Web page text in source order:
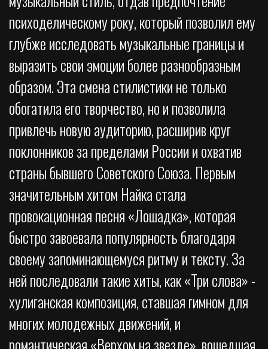
психоделическому року, который позволил ему
глубже исследовать музыкальные границы и
выразить свои эмоции более разнообразным
образом. Эта смена стилистики не только
обогатила его творчество, но и позволила
привлечь новую аудиторию, расширив круг
поклонников за пределами России и охватив
страны бывшего Советского Союза. Первым
значительным хитом Найка стала
провокационная песня «Лошадка», которая
быстро завоевала популярность благодаря
своему запоминающемуся ритму и тексту. За
ней последовали такие хиты, как «Три слова» -
хулиганская композиция, ставшая гимном для
многих молодежных движений, и
романтическая «Верхом на звезде», вошедшая